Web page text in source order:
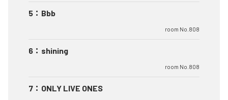
5 ： Bbb
room No.808
6 ： shining
room No.808
7 ： ONLY LIVE ONES